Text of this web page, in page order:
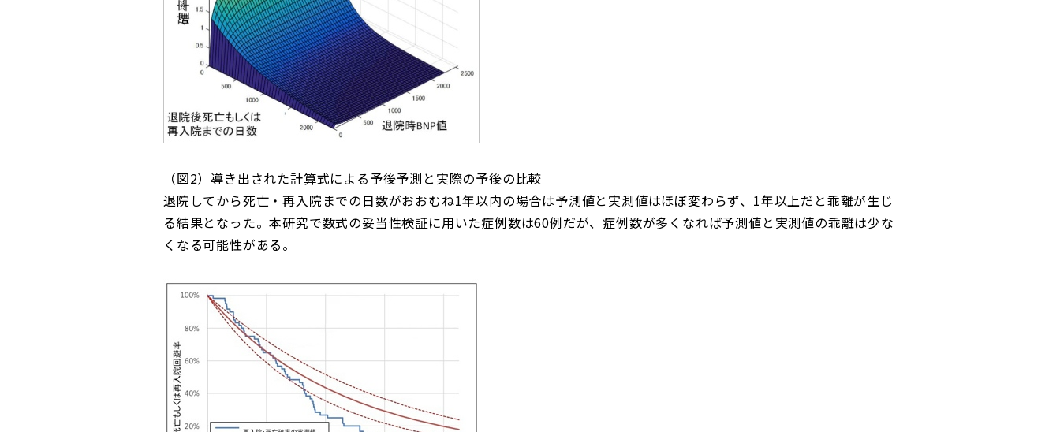
（図2）導き出された計算式による予後予測と実際の予後の比較
退院してから死亡・再入院までの日数がおおむね1年以内の場合は予測値と実測値はほぼ変わらず、1年以上だと乖離が生じ
る結果となった。本研究で数式の妥当性検証に用いた症例数は60例だが、症例数が多くなれば予測値と実測値の乖離は少な
くなる可能性がある。